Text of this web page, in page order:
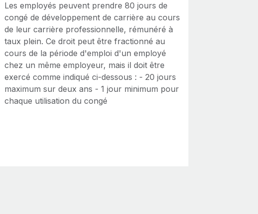
Les employés peuvent prendre 80 jours de
congé de développement de carrière au cours
de leur carrière professionnelle, rémunéré à
taux plein. Ce droit peut être fractionné au
cours de la période d'emploi d'un employé
chez un même employeur, mais il doit être
exercé comme indiqué ci-dessous : - 20 jours
maximum sur deux ans - 1 jour minimum pour
chaque utilisation du congé